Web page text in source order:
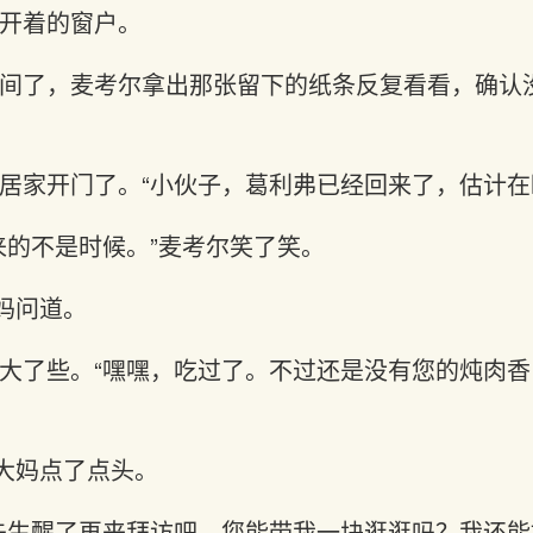
着的窗户。
了，麦考尔拿出那张留下的纸条反复看看，确
家开门了。“小伙子，葛利弗已经回来了，估计
不是时候。”麦考尔笑了笑。
道。
了些。“嘿嘿，吃过了。不过还是没有您的炖肉
妈点了点头。